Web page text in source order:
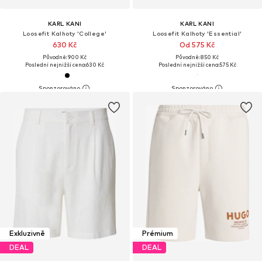
KARL KANI
Loosefit Kalhoty 'College'
630 Kč
Původně: 900 Kč
Poslední nejnižší cena:630 Kč
KARL KANI
Loosefit Kalhoty 'Essential'
Od 575 Kč
Původně: 850 Kč
Poslední nejnižší cena:575 Kč
Exkluzivně
DEAL
Prémium
DEAL